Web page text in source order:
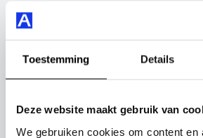
Toestemming Details
Deze website maakt gebruik van
We gebruiken cookies om content en
nog veel meer.
2008 ook bij ons financieren of leasen.
direct online.
Vul hier je gegevens in en vergeet
inruilauto mee te sturen.
Kenteken huidige auto